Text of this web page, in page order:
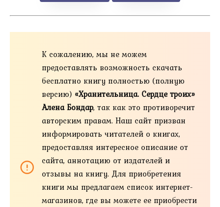
К сожалению, мы не можем
предоставлять возможность скачать
бесплатно книгу полностью (полную
версию) «Хранительница. Сердце троих»
Алена Бондар, так как это противоречит
авторским правам. Наш сайт призван
информировать читателей о книгах,
предоставляя интересное описание от
сайта, аннотацию от издателей и
отзывы на книгу. Для приобретения
книги мы предлагаем список интернет-
магазинов, где вы можете ее приобрести